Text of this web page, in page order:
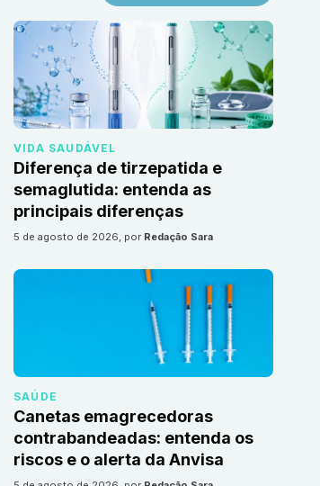
VIDA SAUDÁVEL
Diferença de tirzepatida e
semaglutida: entenda as
principais diferenças
5 de agosto de 2026, por Redação Sara
SAÚDE
Canetas emagrecedoras
contrabandeadas: entenda os
riscos e o alerta da Anvisa